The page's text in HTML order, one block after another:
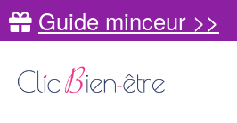
Guide minceur >>